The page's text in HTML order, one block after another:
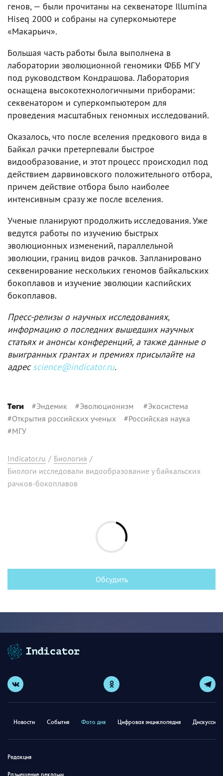
генов, — были прочитаны на секвенаторе Illumina
Hiseq 2000 и собраны на суперкомьютере
«Макарьич».
Большая часть работы была выполнена в
лаборатории эволюционной геномики ФББ МГУ
под руководством Кондрашова. Лаборатория
оснащена высокотехнологичными приборами:
секвенатором и суперкомпьютером для
проведения масштабных геномных исследований.
Оказалось, что после вселения предкового вида в
Байкал рачки претерпевали быстрое
видообразование, и этот процесс происходил под
действием дарвиновского положительного отбора,
причем действие отбора было наиболее
интенсивным сразу же после вселения.
Ученые планируют продолжить исследования. Уже
ведутся работы по изучению быстрых
эволюционных изменений, параллельной
эволюции, границ видов рачков. Запланировано
секвенирование нескольких геномов байкальских
бокоплавов и изучение эволюции каспийских
бокоплавов.
Пресс-релизы о научных исследованиях,
информацию о последних вышедших научных
статьях и анонсы конференций, а также данные о
выигранных грантах и премиях присылайте на
адресscience@indicator.ru.
Теги #Эндемик #Эволюционизм #Экосистема
#Открытия российских ученых #Российская наука
#МГУ
Indicator.ru / Биология /
Биологи исследовали видообразование у байкальских
рачков-бокоплавов
Обсудить
Новости События Фото дня Цифровая энциклопедия
Редакция
Размещение рекламы